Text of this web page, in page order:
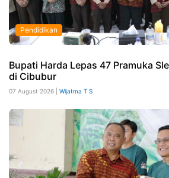
Pendidikan
Bupati Harda Lepas 47 Pramuka
di Cibubur
07 August 2026 | Wijatma T S